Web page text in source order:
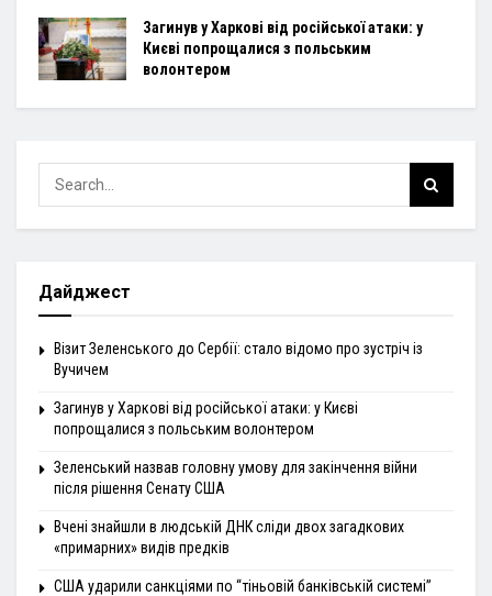
Загинув у Харкові від російської атаки: у
Києві попрощалися з польським
волонтером
Дайджест
Візит Зеленського до Сербії: стало відомо про зустріч із
Вучичем
Загинув у Харкові від російської атаки: у Києві
попрощалися з польським волонтером
Зеленський назвав головну умову для закінчення війни
після рішення Сенату США
Вчені знайшли в людській ДНК сліди двох загадкових
«примарних» видів предків
США ударили санкціями по “тіньовій банківській системі”